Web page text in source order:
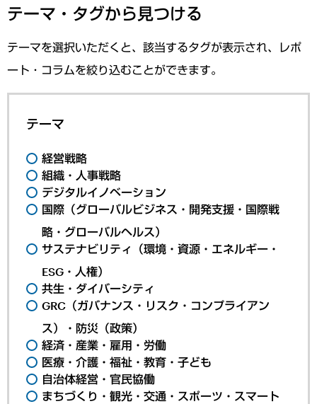
テーマ・タグから見つける
テーマを選択いただくと、該当するタグが表示され、レポ
ート・コラムを絞り込むことができます。
テーマ
経営戦略
組織・人事戦略
デジタルイノベーション
国際（グローバルビジネス・開発支援・国際戦
略・グローバルヘルス）
サステナビリティ（環境・資源・エネルギー・
ESG・人権）
共生・ダイバーシティ
GRC（ガバナンス・リスク・コンプライアン
ス）・防災（政策）
経済・産業・雇用・労働
医療・介護・福祉・教育・子ども
自治体経営・官民協働
まちづくり・観光・交通・スポーツ・スマート